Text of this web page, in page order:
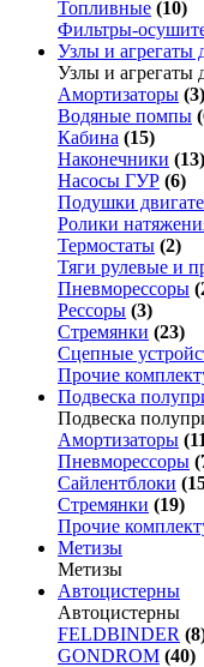
Топливные (10)
Фильтры-
Узлы и агрегаты
Узлы и агрегаты
Амортизаторы (3)
Водяные помпы
Кабина (15)
Наконечники (13)
Насосы ГУР (6)
Подушки
Ролики
Термостаты (2)
Тяги рулевые и
Пневморессоры
Рессоры (3)
Стремянки (23)
Сцепные
Прочие
Подвеска
Подвеска
Амортизаторы
Пневморессоры
Сайлентблоки
Стремянки (19)
Прочие
Метизы
Метизы
Автоцистерны
Автоцистерны
FELDBINDER
GONDROM (40)